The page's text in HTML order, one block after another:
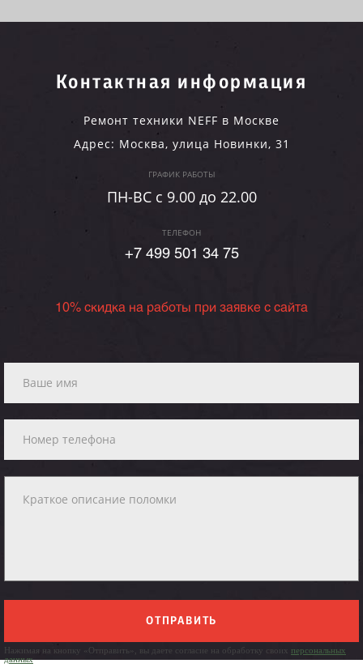
Контактная информация
Ремонт техники NEFF в Москве
Адрес: Москва, улица Новинки, 31
ГРАФИК РАБОТЫ
ПН-ВC c 9.00 до 22.00
ТЕЛЕФОН
+7 499 501 34 75
10% скидка на работы при заявке с сайта
ОТПРАВИТЬ
Нажимая на кнопку «Отправить», вы даете согласие на обработку своих персональных
данных